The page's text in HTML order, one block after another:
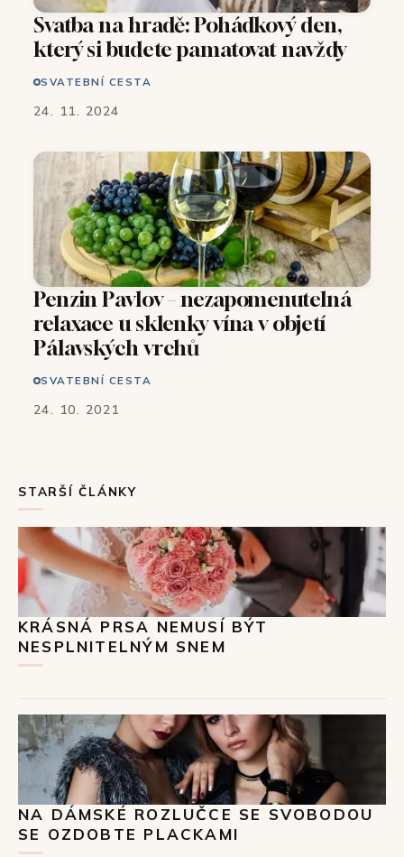
Svatba na hradě: Pohádkový den,
který si budete pamatovat navždy
SVATEBNÍ CESTA
24. 11. 2024
Penzin Pavlov – nezapomenutelná
relaxace u sklenky vína v objetí
Pálavských vrchů
SVATEBNÍ CESTA
24. 10. 2021
STARŠÍ ČLÁNKY
KRÁSNÁ PRSA NEMUSÍ BÝT
NESPLNITELNÝM SNEM
NA DÁMSKÉ ROZLUČCE SE SVOBODOU
SE OZDOBTE PLACKAMI